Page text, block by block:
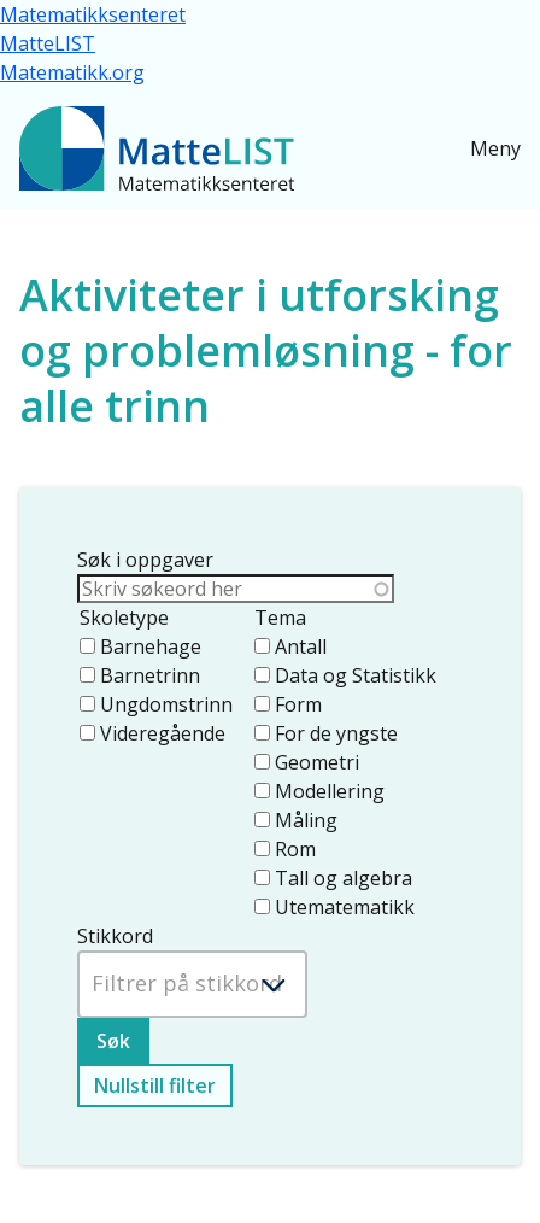
Hopp til hovedinnhold
Matematikksenteret
MatteLIST
Matematikk.org
Meny
Ressurser for alle
Aktiviteter i utforsking
og problemløsning - for
alle trinn
Søk i oppgaver
Skoletype
Barnehage
Barnetrinn
Ungdomstrinn
Videregående
Tema
Antall
Data og Statistikk
Form
For de yngste
Geometri
Modellering
Måling
Rom
Tall og algebra
Utematematikk
Stikkord
Nullstill filter